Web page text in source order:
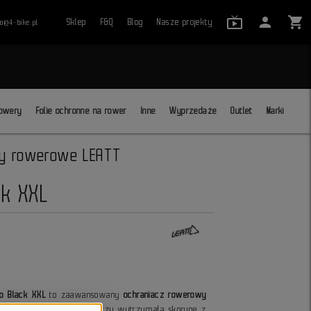
bike.pl Sklep F&Q Blog Nasze projekty live_tv_24
person shopping_cart
Folie ochronne na rower Inne Wyprzedaże Outlet Marki
rowerowe LEATT
XXL
Black XXL to zaawansowany ochraniacz rowerowy
downhill. Konstrukcja łączy wytrzymałą skorupę z